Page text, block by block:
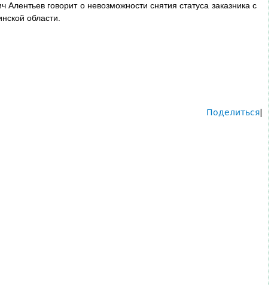
говорит о невозможности снятия статуса заказника с
области.
Поделиться